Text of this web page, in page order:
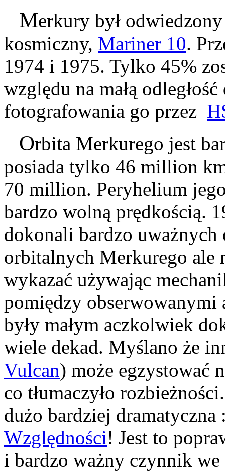
Merkury był
kosmiczny, Mariner 10.
1974 i 1975. Tylko 45%
względu na małą
fotografowania go przez
Orbita Merkurego jest
posiada tylko 46 million
70 million. Peryhelium
bardzo wolną prędkością.
dokonali bardzo uważnych
orbitalnych Merkurego ale
wykazać używając
pomiędzy
były małym aczkolwiek
wiele dekad. Myślano że
Vulcan) może egzystować
co tłumaczyło
dużo bardziej
Względności! Jest to
i bardzo ważny czynnik